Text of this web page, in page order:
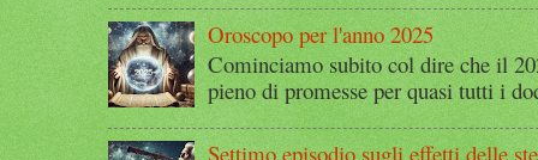
Oroscopo per l'anno 2025
Cominciamo subito col dire che il
pieno di promesse per quasi tutti i
Settimo episodio sugli effetti delle